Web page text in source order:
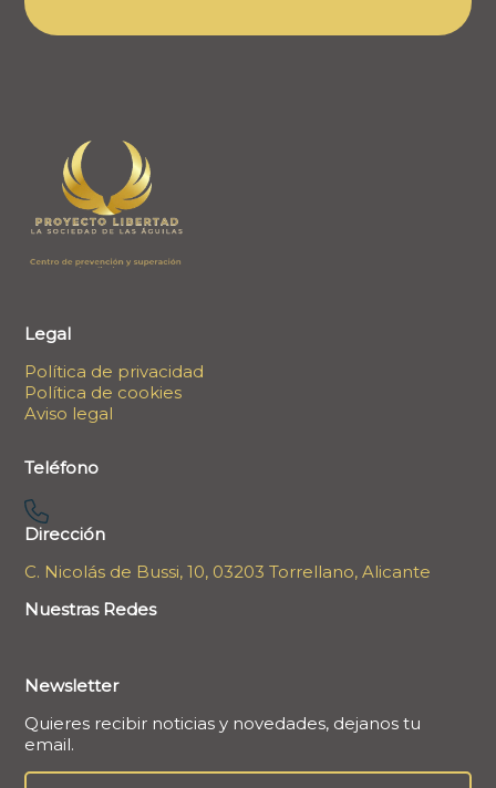
Legal
Política de privacidad
Política de cookies
Aviso legal
Teléfono
Dirección
C. Nicolás de Bussi, 10, 03203 Torrellano, Alicante
Nuestras Redes
Newsletter
Quieres recibir noticias y novedades, dejanos tu
email.